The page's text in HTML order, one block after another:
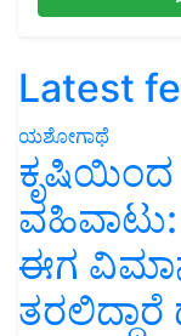
Latest
ಯಶೋಗಾಥೆ
ಈಗ